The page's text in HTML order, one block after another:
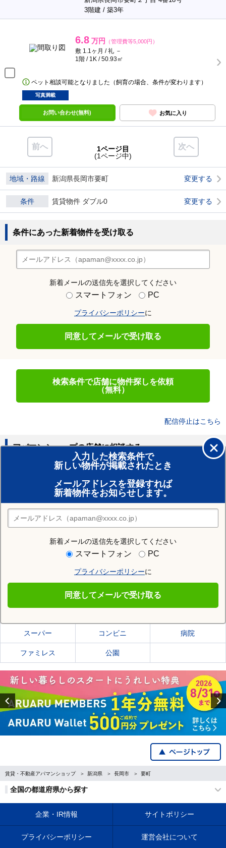
3階建 / 築3年
6.8 万円 （管理費等5,000円）
敷 1.1ヶ月 / 礼 －
1階 / 1K / 50.93㎡
ペット相談可能となりました（飼育の場合、条件が変わります）
写真満載
お問い合わせ(無料) お気に入り
前へ 次へ
1ページ目
(1ページ中)
地域・路線 新潟県長岡市要町 変更する
条件 賃貸物件 ダブル0 変更する
条件にあった新着物件を受け取る
新着メールの送信先を選択してください
スマートフォン PC
プライバシーポリシーに
同意してメールで受け取る
検索条件で店舗に物件探しを依頼
（無料）
配信停止はこちら
入力した検索条件で
新しい物件が掲載されたとき
メールアドレスを登録すれば
新着物件をお知らせします。
新着メールの送信先を選択してください
スマートフォン PC
プライバシーポリシーに
同意してメールで受け取る
アパマンショップの店舗に相談する
賃貸のプロがお部屋探し！
おまかせ物件リクエスト
住みたい街の店舗を探す
店舗検索
住む街研究所で長岡市の情報を見る
長岡市の施設一覧
スーパー コンビニ 病院
ファミレス 公園
Previous
賃貸・不動産アパマンショップ 新潟県 長岡市 要町
全国の都道府県から探す
企業・IR情報 サイトポリシー
プライバシーポリシー 運営会社について